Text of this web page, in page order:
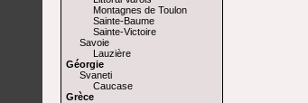
Montagnes de Toulon
Sainte-Baume
Sainte-Victoire
Savoie
Lauzière
Géorgie
Svaneti
Caucase
Grèce